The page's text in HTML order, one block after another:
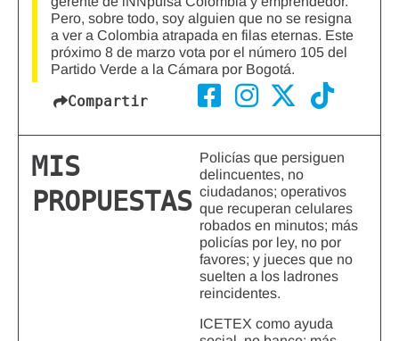
Pero, sobre todo, soy alguien que no se resigna
a ver a Colombia atrapada en filas eternas. Este
próximo 8 de marzo vota por el número 105 del
Partido Verde a la Cámara por Bogotá.
Compartir
MIS
PROPUESTAS
Policías que persiguen
delincuentes, no
ciudadanos; operativos
que recuperan celulares
robados en minutos; más
policías por ley, no por
favores; y jueces que no
suelten a los ladrones
reincidentes.
ICETEX como ayuda